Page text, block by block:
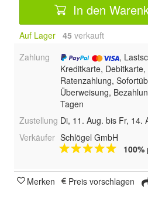
In den
Auf Lager 45 verkauft
Zahlung
,
Kreditkarte, Debitkarte,
Ratenzahlung,
Überweisung,
Tagen
Zustellung Di, 11. Aug. bis Fr, 14.
Verkäufer Schlögel GmbH
Merken Preis vorschlagen